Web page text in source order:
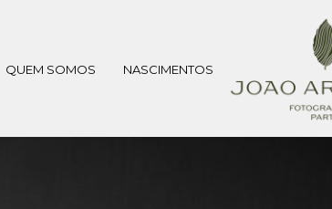
QUEM SOMOS NASCIMENTOS